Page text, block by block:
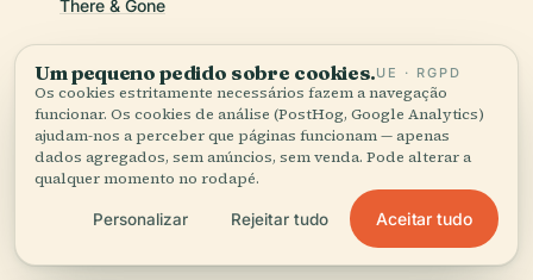
There & Gone
Exploring Senkawa Aqueduct: Visiting Hours, Festivals,
and Culinary Delights in Tokyo, 2024, Agoda & Magical
Trip
Um pequeno pedido sobre cookies.UE · RGPD
Os cookies estritamente necessários fazem a navegação
funcionar. Os cookies de análise (PostHog, Google Analytics)
ajudam-nos a perceber que páginas funcionam — apenas
dados agregados, sem anúncios, sem venda. Pode alterar a
qualquer momento no rodapé.
Personalizar Rejeitar tudo Aceitar tudo